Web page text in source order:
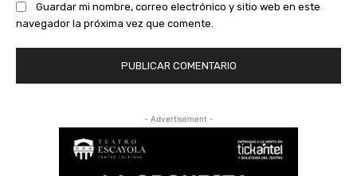
Guardar mi nombre, correo electrónico y sitio web en este
navegador la próxima vez que comente.
- Advertisement -